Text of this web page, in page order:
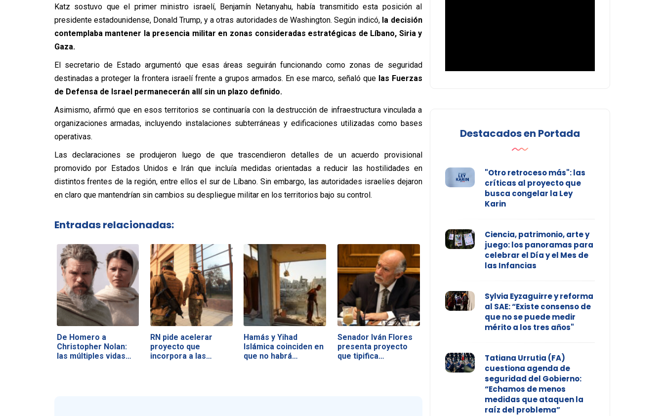
Katz sostuvo que el primer ministro israelí, Benjamín Netanyahu, había transmitido esta posición al
presidente estadounidense, Donald Trump, y a otras autoridades de Washington. Según indicó, la decisión
contemplaba mantener la presencia militar en zonas consideradas estratégicas de Líbano, Siria y
Gaza.
El secretario de Estado argumentó que esas áreas seguirán funcionando como zonas de seguridad
destinadas a proteger la frontera israelí frente a grupos armados. En ese marco, señaló que las Fuerzas
de Defensa de Israel permanecerán allí sin un plazo definido.
Asimismo, afirmó que en esos territorios se continuaría con la destrucción de infraestructura vinculada a
organizaciones armadas, incluyendo instalaciones subterráneas y edificaciones utilizadas como bases
operativas.
Las declaraciones se produjeron luego de que trascendieron detalles de un acuerdo provisional
promovido por Estados Unidos e Irán que incluía medidas orientadas a reducir las hostilidades en
distintos frentes de la región, entre ellos el sur de Líbano. Sin embargo, las autoridades israelíes dejaron
en claro que mantendrían sin cambios su despliegue militar en los territorios bajo su control.
Entradas relacionadas:
De Homero a
Christopher Nolan:
las múltiples vidas…
RN pide acelerar
proyecto que
incorpora a las…
Hamás y Yihad
Islámica coinciden en
que no habrá…
Senador Iván Flores
presenta proyecto
que tipifica…
Destacados en Portada
"Otro retroceso más": las
críticas al proyecto que
busca congelar la Ley
Karin
Ciencia, patrimonio, arte y
juego: los panoramas para
celebrar el Día y el Mes de
las Infancias
Sylvia Eyzaguirre y reforma
al SAE: “Existe consenso de
que no se puede medir
mérito a los tres años"
Tatiana Urrutia (FA)
cuestiona agenda de
seguridad del Gobierno:
“Echamos de menos
medidas que ataquen la
raíz del problema”